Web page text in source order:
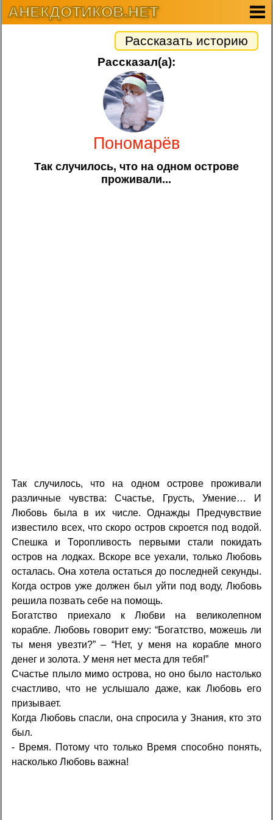
АНЕКДОТИКОВ.НЕТ
Рассказать историю
Рассказал(а):
Пономарёв
Так случилось, что на одном острове
проживали...
Так случилось, что на одном острове проживали
различные чувства: Счастье, Грусть, Умение… И
Любовь была в их числе. Однажды Предчувствие
известило всех, что скоро остров скроется под водой.
Спешка и Торопливость первыми стали покидать
oстров на лодках. Вскоре все уехали, только Любовь
осталась. Она хотела остаться до последней секунды.
Когда остров уже должен был уйти под воду, Любовь
решила позвать себе на помощь.
Богатство приехало к Любви на великолепном
корабле. Любовь говорит ему: “Богатство, можешь ли
ты меня увезти?” – “Нет, у меня на корабле много
денег и золота. У меня нет места для тебя!”
Счастье плыло мимо острова, но оно было настолько
счастливо, что не услышало даже, как Любовь его
призывает.
Когда Любовь спасли, она спросила у Знания, кто это
был.
- Время. Потому что только Время способно понять,
насколько Любовь важна!